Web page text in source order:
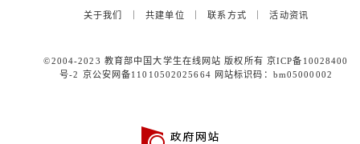
关于我们 ｜共建单位 ｜联系方式 ｜活动资讯
©2004-2023 教育部中国大学生在线网站 版权所有 京ICP备10028400
号-2 京公安网备11010502025664 网站标识码：bm05000002